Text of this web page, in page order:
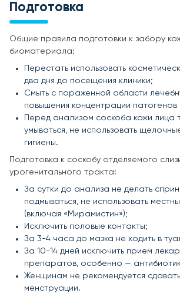
Подготовка
Общие правила подготовки к забору
биоматериала:
Перестать использовать
два дня до посещения клиники;
Смыть с пораженной области
повышения концентрации патогенов
Перед анализом соскоба кожи лица
умываться, не использовать
гигиены.
Подготовка к соскобу отделяемого
урогенитального тракта:
За сутки до анализа не делать
подмываться, не использовать
(включая «Мирамистин»);
Исключить половые контакты;
За 3-4 часа до мазка не ходить в
За 10-14 дней исключить прием
препаратов, особенно —
Женщинам не рекомендуется
менструации.